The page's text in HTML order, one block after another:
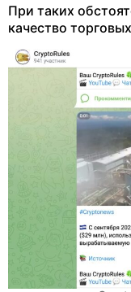
При таких
качество